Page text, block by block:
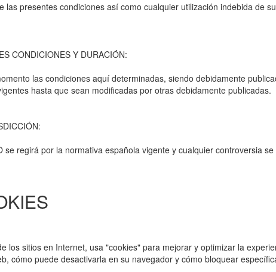
las presentes condiciones así como cualquier utilización indebida de
CONDICIONES Y DURACIÓN:
las condiciones aquí determinadas, siendo debidamente
hasta que sean modificadas por otras debidamente publicadas.
se regirá por la normativa española vigente y cualquier controversia
los sitios en Internet, usa "cookies" para mejorar y optimizar la
cómo puede desactivarla en su navegador y cómo bloquear